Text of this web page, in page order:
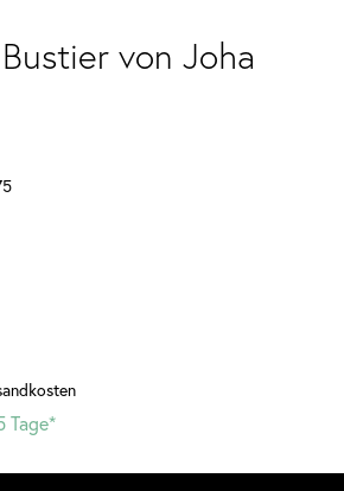
von Joha
Tage*